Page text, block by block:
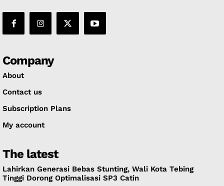
Company
About
Contact us
Subscription Plans
My account
The latest
Lahirkan Generasi Bebas Stunting, Wali Kota Tebing
Tinggi Dorong Optimalisasi SP3 Catin